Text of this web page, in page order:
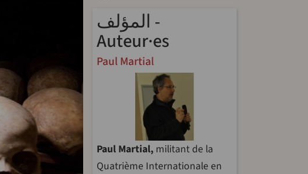
المؤلف -
Auteur·es
Paul Martial
Paul Martial, militant de la
Quatrième Internationale en